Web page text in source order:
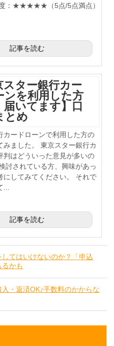
度：★★★★★（5点/5点満点）
記事を読む
スター銀行カー
ンを利用した方
届いてます】口
とめ
カードローンで利用した方の
みました。 東京スター銀行カ
判はどういった意見が多いの
討されている方、興味があっ
にしてみてください。 それで
記事を読む
てはいけないのか？「申込
かも
・返済OK♪手数料のかからな